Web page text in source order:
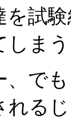
を試
しま
でも
れる